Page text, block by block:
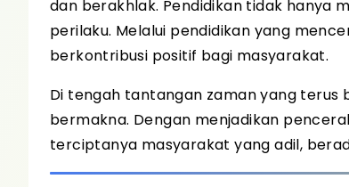
dan berakhlak. Pendidikan tidak hanya
perilaku. Melalui pendidikan yang
berkontribusi positif bagi masyarakat.
Di tengah tantangan zaman yang
bermakna. Dengan menjadikan
terciptanya masyarakat yang adil,